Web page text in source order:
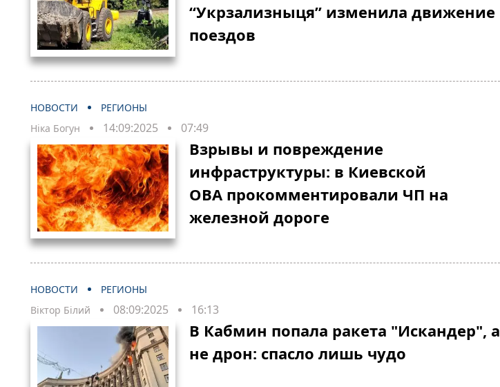
“Укрзализныця” изменила движение
поездов
НОВОСТИ
РЕГИОНЫ
Ніка Богун
14:09:2025 07:49
Взрывы и повреждение
инфраструктуры: в Киевской
ОВА прокомментировали ЧП на
железной дороге
НОВОСТИ
РЕГИОНЫ
Віктор Білий
08:09:2025 16:13
В Кабмин попала ракета "Искандер", а
не дрон: спасло лишь чудо